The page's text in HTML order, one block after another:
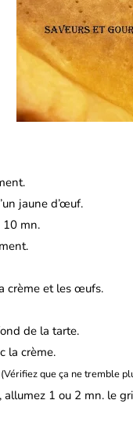
jaune d’œuf.
10 mn.
crème et les œufs.
de la tarte.
la crème.
que ça ne tremble
allumez 1 ou 2 mn. le